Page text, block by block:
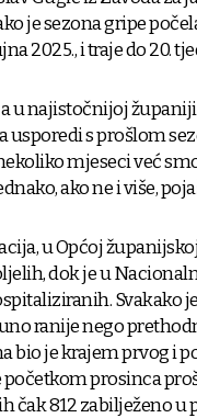
je sezona gripe
2025., i traje do 20.
u najistočnijoj
usporedi s prošlom
mjeseci već
ako ne i više,
u Općoj
dok je u
Svakako
ranije nego
je krajem prvog i
prosinca
čak 812 zabilježeno